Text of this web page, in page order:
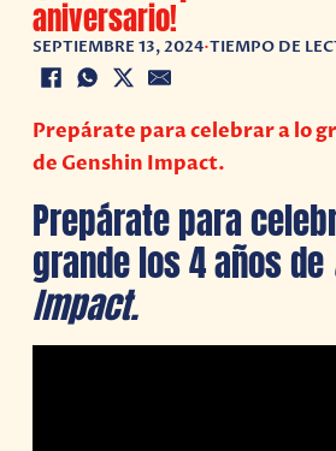
aniversario!
SEPTIEMBRE 13, 2024•TIEMPO DE
Prepárate para celebrar a lo
de Genshin Impact.
Prepárate para
grande los 4 años de
Impact.